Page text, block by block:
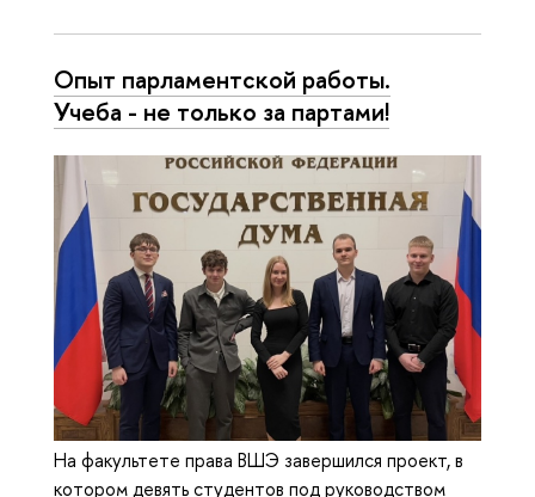
Опыт парламентской работы.
Учеба - не только за партами!
На факультете права ВШЭ завершился проект, в
котором девять студентов под руководством